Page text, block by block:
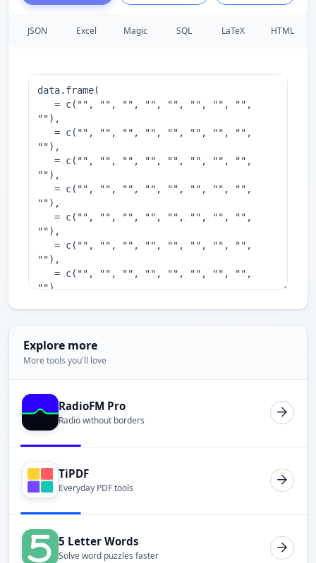
JSON Excel Magic SQL LaTeX HTML
Explore more
More tools you'll love
RadioFM Pro
Radio without borders
TiPDF
Everyday PDF tools
5 Letter Words
Solve word puzzles faster